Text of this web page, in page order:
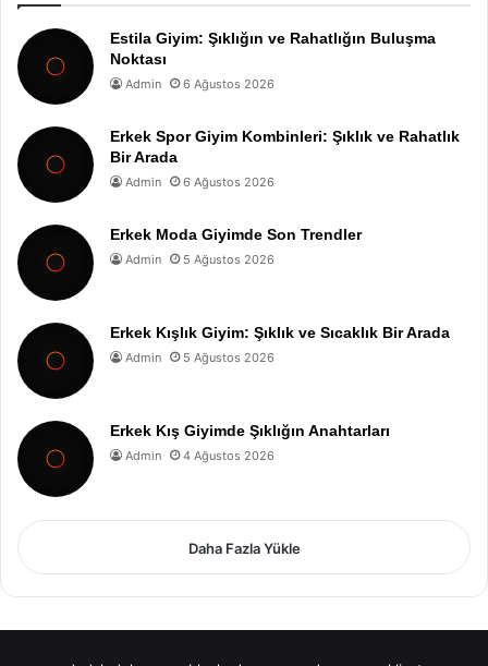
Estila Giyim: Şıklığın ve Rahatlığın Buluşma
Noktası
Admin 6 Ağustos 2026
Erkek Spor Giyim Kombinleri: Şıklık ve Rahatlık
Bir Arada
Admin 6 Ağustos 2026
Erkek Moda Giyimde Son Trendler
Admin 5 Ağustos 2026
Erkek Kışlık Giyim: Şıklık ve Sıcaklık Bir Arada
Admin 5 Ağustos 2026
Erkek Kış Giyimde Şıklığın Anahtarları
Admin 4 Ağustos 2026
Daha Fazla Yükle